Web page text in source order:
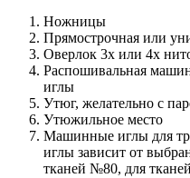
Ножницы
Прямострочная или
Оверлок 3х или 4х
Распошивальная
иглы
Утюг, желательно с
Утюжильное место
Машинные иглы для
иглы зависит от
тканей №80, для